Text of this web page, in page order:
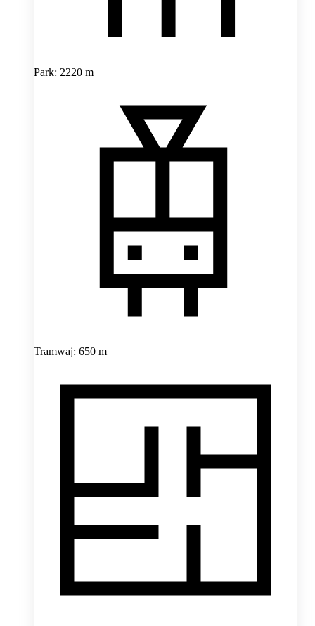
Park: 2220 m
Tramwaj: 650 m